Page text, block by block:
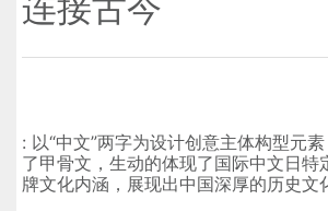
: 以“中文”两字为设计创意主体构型元
了甲骨文，生动的体现了国际中文日特
牌文化内涵，展现出中国深厚的历史文